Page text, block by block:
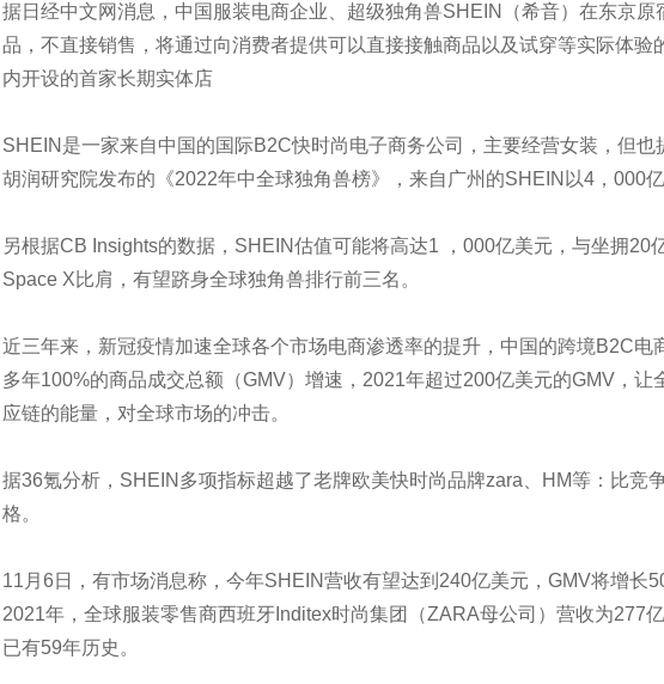
据日经中文网消息，中国服装电商企业、超级独角兽SHEIN（希音）在东京
品，不直接销售，将通过向消费者提供可以直接接触商品以及试穿等实际体
内开设的首家长期实体店
SHEIN是一家来自中国的国际B2C快时尚电子商务公司，主要经营女装，但
胡润研究院发布的《2022年中全球独角兽榜》，来自广州的SHEIN以4，000
另根据CB Insights的数据，SHEIN估值可能将高达1 ，000亿美元，与坐拥20
Space X比肩，有望跻身全球独角兽排行前三名。
近三年来，新冠疫情加速全球各个市场电商渗透率的提升，中国的跨境B2C
多年100%的商品成交总额（GMV）增速，2021年超过200亿美元的GMV，
应链的能量，对全球市场的冲击。
据36氪分析，SHEIN多项指标超越了老牌欧美快时尚品牌zara、HM等：比竞
格。
11月6日，有市场消息称，今年SHEIN营收有望达到240亿美元，GMV将增长
2021年，全球服装零售商西班牙Inditex时尚集团（ZARA母公司）营收为277
已有59年历史。